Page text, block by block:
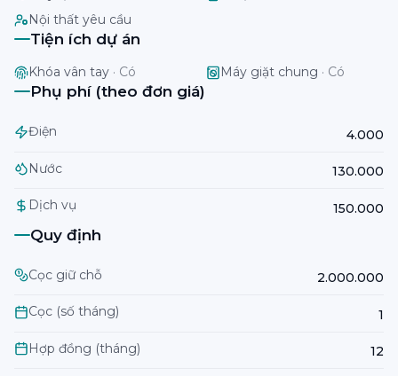
Nội thất yêu cầu
Tiện ích dự án
Khóa vân tay · Có Máy giặt chung · Có
Phụ phí (theo đơn giá)
Điện 4.000
Nước 130.000
Dịch vụ 150.000
Quy định
Cọc giữ chỗ 2.000.000
Cọc (số tháng) 1
Hợp đồng (tháng) 12